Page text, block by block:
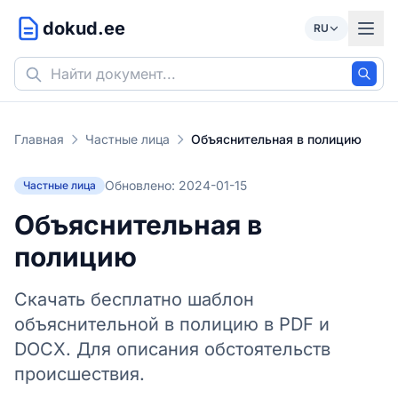
dokud.ee RU
Главная Частные лица Объяснительная в полицию
Частные лица Обновлено: 2024-01-15
Объяснительная в
полицию
Скачать бесплатно шаблон
объяснительной в полицию в PDF и
DOCX. Для описания обстоятельств
происшествия.